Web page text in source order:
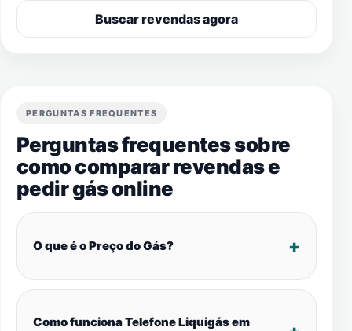
Buscar revendas agora
PERGUNTAS FREQUENTES
Perguntas frequentes sobre
como comparar revendas e
pedir gás online
O que é o Preço do Gás?
Como funciona Telefone Liquigás em